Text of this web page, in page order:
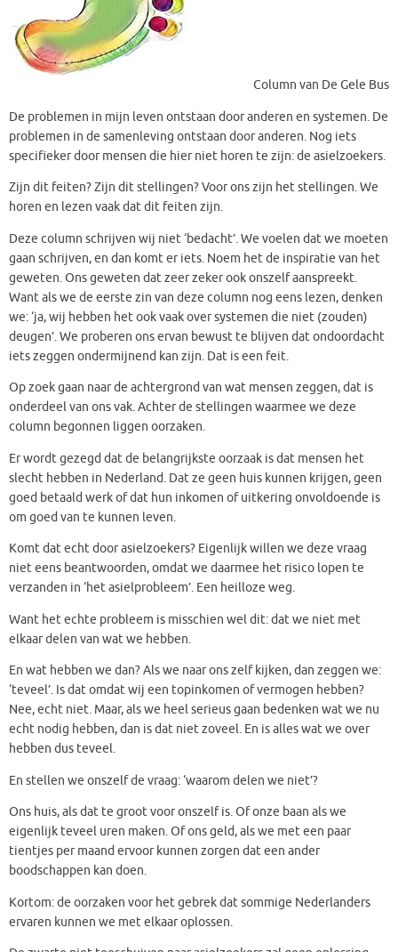
Column van De Gele Bus
De problemen in mijn leven ontstaan door anderen en systemen. De
problemen in de samenleving ontstaan door anderen. Nog iets
specifieker door mensen die hier niet horen te zijn: de asielzoekers.
Zijn dit feiten? Zijn dit stellingen? Voor ons zijn het stellingen. We
horen en lezen vaak dat dit feiten zijn.
Deze column schrijven wij niet ‘bedacht’. We voelen dat we moeten
gaan schrijven, en dan komt er iets. Noem het de inspiratie van het
geweten. Ons geweten dat zeer zeker ook onszelf aanspreekt.
Want als we de eerste zin van deze column nog eens lezen, denken
we: ‘ja, wij hebben het ook vaak over systemen die niet (zouden)
deugen’. We proberen ons ervan bewust te blijven dat ondoordacht
iets zeggen ondermijnend kan zijn. Dat is een feit.
Op zoek gaan naar de achtergrond van wat mensen zeggen, dat is
onderdeel van ons vak. Achter de stellingen waarmee we deze
column begonnen liggen oorzaken.
Er wordt gezegd dat de belangrijkste oorzaak is dat mensen het
slecht hebben in Nederland. Dat ze geen huis kunnen krijgen, geen
goed betaald werk of dat hun inkomen of uitkering onvoldoende is
om goed van te kunnen leven.
Komt dat echt door asielzoekers? Eigenlijk willen we deze vraag
niet eens beantwoorden, omdat we daarmee het risico lopen te
verzanden in ‘het asielprobleem’. Een heilloze weg.
Want het echte probleem is misschien wel dit: dat we niet met
elkaar delen van wat we hebben.
En wat hebben we dan? Als we naar ons zelf kijken, dan zeggen we:
‘teveel’. Is dat omdat wij een topinkomen of vermogen hebben?
Nee, echt niet. Maar, als we heel serieus gaan bedenken wat we nu
echt nodig hebben, dan is dat niet zoveel. En is alles wat we over
hebben dus teveel.
En stellen we onszelf de vraag: ‘waarom delen we niet’?
Ons huis, als dat te groot voor onszelf is. Of onze baan als we
eigenlijk teveel uren maken. Of ons geld, als we met een paar
tientjes per maand ervoor kunnen zorgen dat een ander
boodschappen kan doen.
Kortom: de oorzaken voor het gebrek dat sommige Nederlanders
ervaren kunnen we met elkaar oplossen.